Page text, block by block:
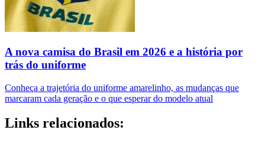
A nova camisa do Brasil em 2026 e a história por
trás do uniforme
Conheça a trajetória do uniforme amarelinho, as mudanças que
marcaram cada geração e o que esperar do modelo atual
Links relacionados: